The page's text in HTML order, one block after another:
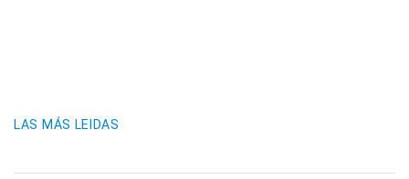
LAS MÁS LEIDAS